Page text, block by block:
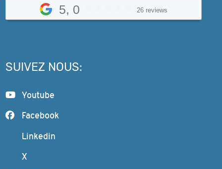
5, 0 26 reviews
SUIVEZ NOUS:
Youtube
Facebook
Linkedin
X